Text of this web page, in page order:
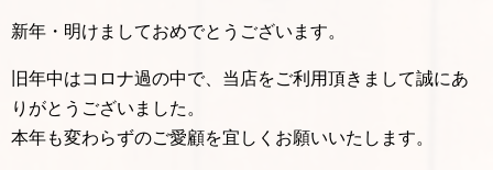
新年・明けましておめでとうございます。
旧年中はコロナ過の中で、当店をご利用頂きまして誠にあ
りがとうございました。
本年も変わらずのご愛顧を宜しくお願いいたします。